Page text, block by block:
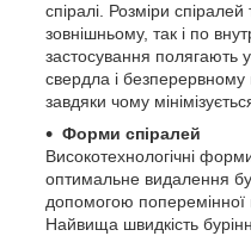
спіралі. Розміри
зовнішньому, так і по
застосування полягають
свердла і безперервному
завдяки чому
Форми спіралей
Високотехнологічні
оптимальне видалення
допомогою поперемінної
Найвища швидкість